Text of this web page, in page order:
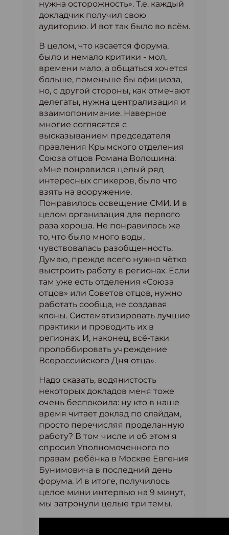
нужна осторожность». Т.е. каждый
докладчик получил свою
аудиторию. И вот так было во всём.
В целом, что касается форума,
было и немало критики - мол,
времени мало, а общаться хочется
больше, поменьше бы официоза,
но, с другой стороны, как отмечают
делегаты, нужна централизация и
взаимопонимание. Наверное
многие соглясятся с
высказыванием председателя
правления Крымского отделения
Союза отцов Романа Волошина:
«Мне понравился целый ряд
интересных спикеров, было что
взять на вооружение.
Понравилось освещение СМИ. И в
целом организация для первого
раза хороша. Не понравилось же
то, что было много воды,
чувствовалась разобщенность.
Думаю, прежде всего нужно чётко
выстроить работу в регионах. Если
там уже есть отделения «Союза
отцов» или Советов отцов, нужно
работать сообща, не создавая
клоны. Систематизировать лучшие
практики и проводить их в
регионах. И, наконец, всё-таки
пролоббировать учреждение
Всероссийского Дня отца».
Надо сказать, водянистость
некоторых докладов меня тоже
очень беспокоила: ну кто в наше
время читает доклад по слайдам,
просто перечисляя проделанную
работу? В том числе и об этом я
спросил Уполномоченного по
правам ребёнка в Москве Евгения
Бунимовича в последний день
форума. И в итоге, получилось
целое мини интервью на 9 минут,
мы затронули целые три темы.